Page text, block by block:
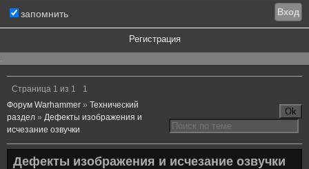
запомнить
Регистрация
.
Страница 1 из 1
1
Форум Warhammer » Технический
раздел » Дефекты изображения и
исчезание озвучки
Дефекты изображения и исчезание озвучки